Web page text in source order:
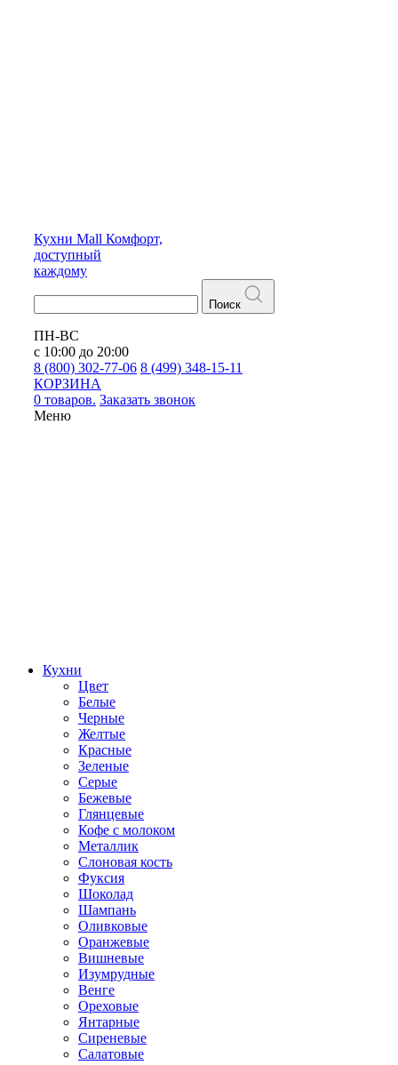
Кухни Mall Комфорт,
доступный
каждому
Поиск
ПН-ВС
с 10:00 до 20:00
8 (800) 302-77-06 8 (499) 348-15-11
КОРЗИНА
0 товаров. Заказать звонок
Меню
Кухни
Цвет
Белые
Черные
Желтые
Красные
Зеленые
Серые
Бежевые
Глянцевые
Кофе с молоком
Металлик
Слоновая кость
Фуксия
Шоколад
Шампань
Оливковые
Оранжевые
Вишневые
Изумрудные
Венге
Ореховые
Янтарные
Сиреневые
Салатовые